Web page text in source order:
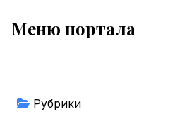
Меню портала
Рубрики